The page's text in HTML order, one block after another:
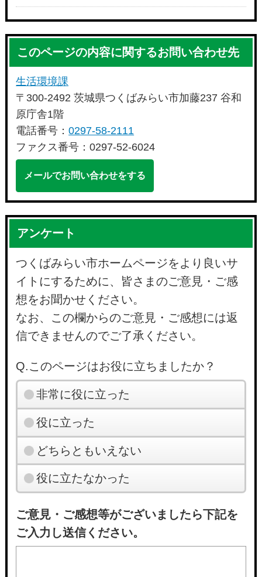
このページの内容に関するお問い合わせ先
生活環境課
〒300-2492 茨城県つくばみらい市加藤237 谷和
原庁舎1階
電話番号：0297-58-2111
ファクス番号：0297-52-6024
メールでお問い合わせをする
アンケート
つくばみらい市ホームページをより良いサ
イトにするために、皆さまのご意見・ご感
想をお聞かせください。
なお、この欄からのご意見・ご感想には返
信できませんのでご了承ください。
Q.このページはお役に立ちましたか？
非常に役に立った
役に立った
どちらともいえない
役に立たなかった
ご意見・ご感想等がございましたら下記を
ご入力し送信ください。